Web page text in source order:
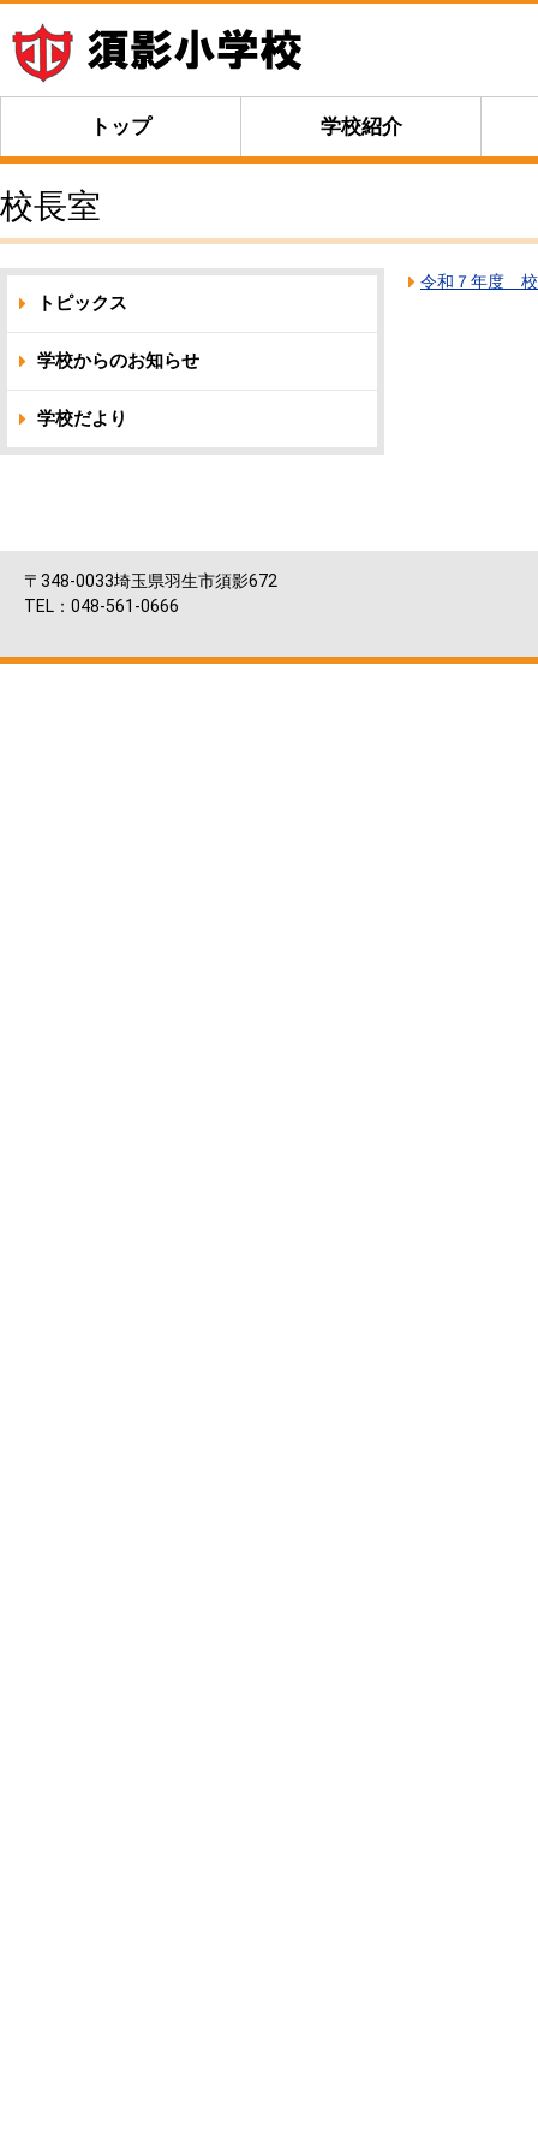
トップ 学校紹介
校長室
令和７年度
トピックス
学校からのお知らせ
学校だより
〒348-0033埼玉県羽生市須影672
TEL：048-561-0666